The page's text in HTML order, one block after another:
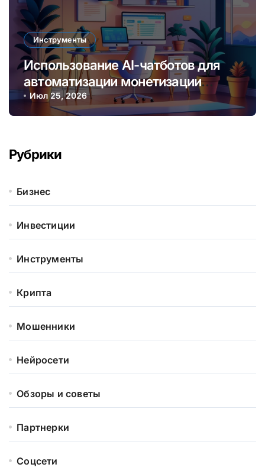
Инструменты
Использование AI-чатботов для
автоматизации монетизации
контента и услуг онлайн
Июл 25, 2026
Рубрики
Бизнес
Инвестиции
Инструменты
Крипта
Мошенники
Нейросети
Обзоры и советы
Партнерки
Соцсети